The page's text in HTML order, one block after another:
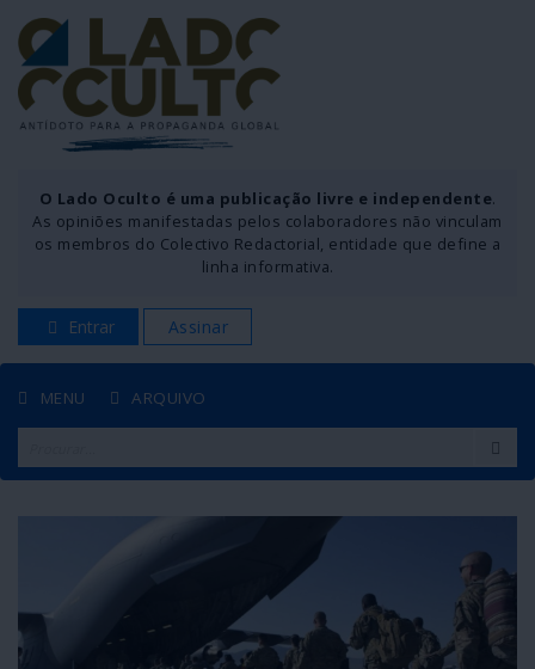
O Lado Oculto é uma publicação livre e independente.
As opiniões manifestadas pelos colaboradores não vinculam
os membros do Colectivo Redactorial, entidade que define a
linha informativa.
Entrar Assinar
MENU ARQUIVO